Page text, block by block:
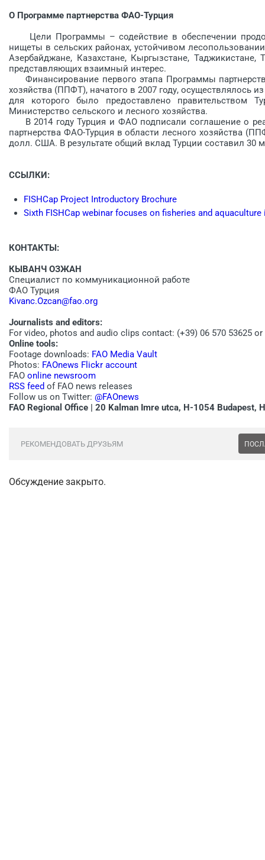
О Программе партнерства ФАО-Турция
Цели Программы – содействие в обеспечении
нищеты в сельских районах, устойчивом
Азербайджане, Казахстане, Кыргызстане, Таджикистане,
представляющих взаимный интерес.
Финансирование первого этапа Программы
хозяйства (ППФТ), начатого в 2007 году,
для которого было предоставлено правительством
Министерство сельского и лесного хозяйства.
В 2014 году Турция и ФАО подписали соглашение о
партнерства ФАО-Турция в области лесного хозяйства
долл. США. В результате общий вклад Турции составил
ССЫЛКИ:
FISHCap Project Introductory Brochure
Sixth FISHCap webinar focuses on fisheries and
КОНТАКТЫ:
КЫВАНЧ ОЗЖАН
Специалист по коммуникационной работе
ФАО Турция
Kivanc.Ozcan@fao.org
Journalists and editors:
For video, photos and audio clips contact: (+39) 06 570 53625 or
Online tools:
Footage downloads: FAO Media Vault
Photos: FAOnews Flickr account
FAO online newsroom
RSS feed of FAO news releases
Follow us on Twitter: @FAOnews
FAO Regional Office | 20 Kalman Imre utca, H-1054
РЕКОМЕНДОВАТЬ ДРУЗЬЯМ
Обсуждение закрыто.